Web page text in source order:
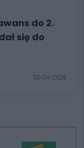
do 2.
się do
30/04/2026